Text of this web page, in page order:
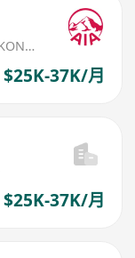
AIA International Limited（AIA HONG KONG）
$25K-37K/月
$25K-37K/月